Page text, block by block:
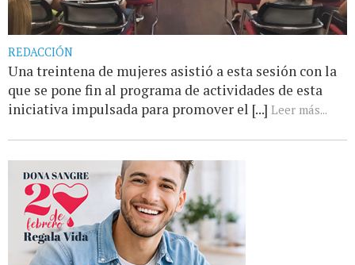
REDACCIÓN
Una treintena de mujeres asistió a esta sesión con la
que se pone fin al programa de actividades de esta
iniciativa impulsada para promover el [...] Leer más...